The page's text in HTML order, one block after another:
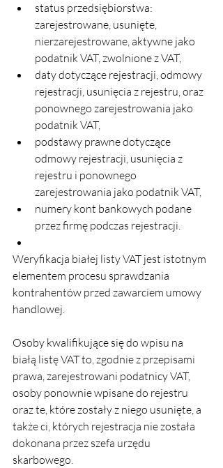
status przedsiębiorstwa:
zarejestrowane, usunięte,
nierzarejestrowane, aktywne jako
podatnik VAT, zwolnione z VAT,
daty dotyczące rejestracji, odmowy
rejestracji, usunięcia z rejestru, oraz
ponownego zarejestrowania jako
podatnik VAT,
podstawy prawne dotyczące
odmowy rejestracji, usunięcia z
rejestru i ponownego
zarejestrowania jako podatnik VAT,
numery kont bankowych podane
przez firmę podczas rejestracji.
Weryfikacja białej listy VAT jest istotnym
elementem procesu sprawdzania
kontrahentów przed zawarciem umowy
handlowej.
Osoby kwalifikujące się do wpisu na
białą listę VAT to, zgodnie z przepisami
prawa, zarejestrowani podatnicy VAT,
osoby ponownie wpisane do rejestru
oraz te, które zostały z niego usunięte, a
także ci, których rejestracja nie została
dokonana przez szefa urzędu
skarbowego.